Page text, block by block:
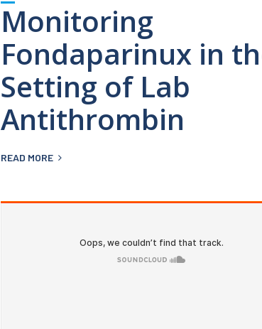
Monitoring
Fondaparinux in
Setting of Lab
Antithrombin
READ MORE